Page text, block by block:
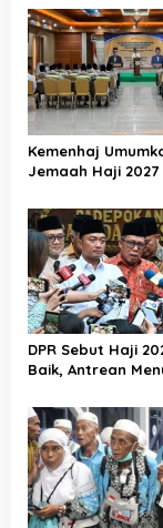
Kemenhaj
Jemaah Haji 2027
DPR Sebut Haji
Baik, Antrean